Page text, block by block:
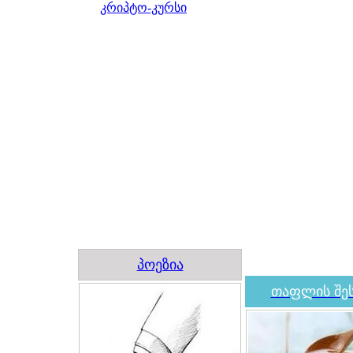
კრიპტო-კურსი
პოეზია
თაფლის